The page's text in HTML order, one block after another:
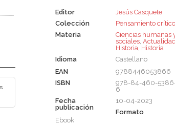
Editor
Jesús Casquete
Colección
Pensamiento crítico
Materia
Ciencias humanas
sociales,
Historia, Historia
Idioma
Castellano
EAN
9788446053866
ISBN
978-84-460-
6
Fecha
publicación
10-04-2023
Formato
Ebook